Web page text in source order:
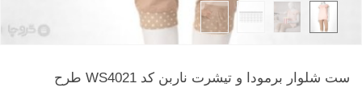
ست شلوار برمودا و تیشرت ناربن کد WS4021 طرح